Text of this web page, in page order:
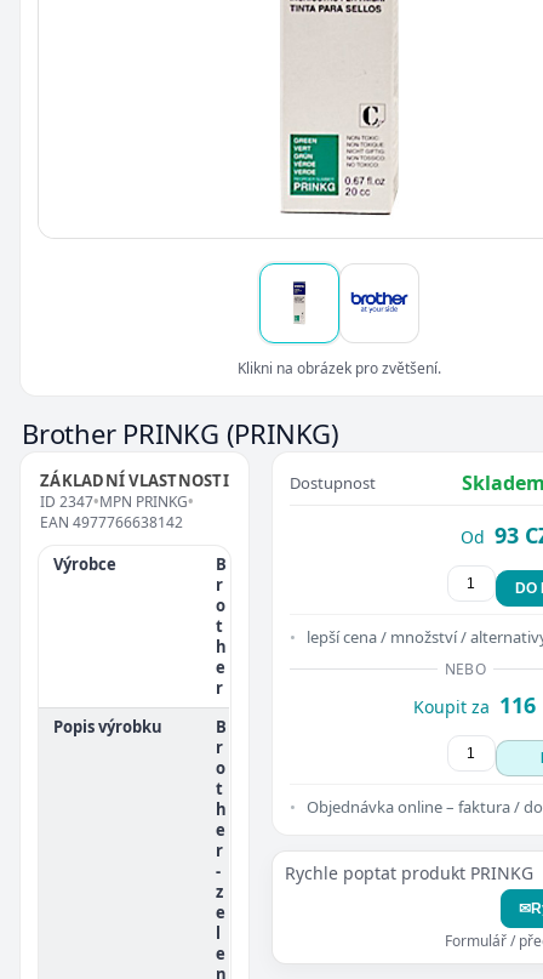
Klikni na obrázek pro zvětšení.
Brother PRINKG (PRINKG)
ZÁKLADNÍ VLASTNOSTI
ID 2347•MPN PRINKG•
EAN 4977766638142
Výrobce
B
r
o
t
h
e
r
Popis výrobku
B
r
o
t
h
e
r
-
z
e
l
e
n
Dostupnost
Od 93
DO
lepší cena / množství /
NEBO
Koupit za 116
Objednávka online – faktura /
Rychle poptat produkt PRINKG
✉
Formulář /